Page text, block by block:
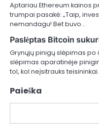
Aptariau Ethereum kainos
trumpai pasakė: „Taip,
nemandagu! Bet buvo…
Paslėptas Bitcoin
Grynųjų pinigų slėpimas po
slėpimas aparatinėje
tol, kol neįsitrauks
Paieška